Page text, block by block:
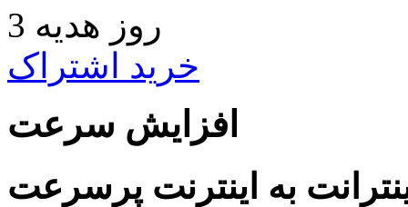
3 روز هدیه
خرید اشتراک
افزایش سرعت
به اینترنت پرسرعت